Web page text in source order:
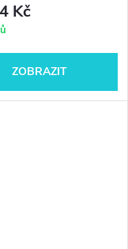
Kč
ZOBRAZIT